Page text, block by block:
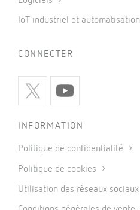
IoT industriel et automatisation
CONNECTER
INFORMATION
Politique de confidentialité
Politique de cookies
Utilisation des réseaux sociaux